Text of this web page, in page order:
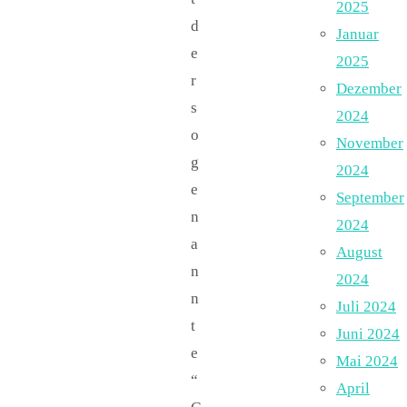
d
e
r
s
o
g
e
n
a
n
n
t
e
“
2025
Januar
2025
Dezember
2024
November
2024
September
2024
August
2024
Juli 2024
Juni 2024
Mai 2024
April